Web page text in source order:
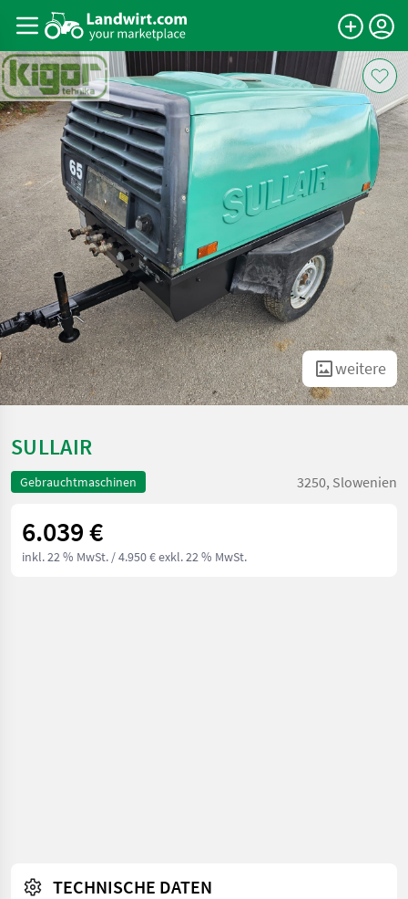
weitere
SULLAIR
Gebrauchtmaschinen 3250, Slowenien
6.039 €
inkl. 22 % MwSt. / 4.950 € exkl. 22 % MwSt.
TECHNISCHE DATEN